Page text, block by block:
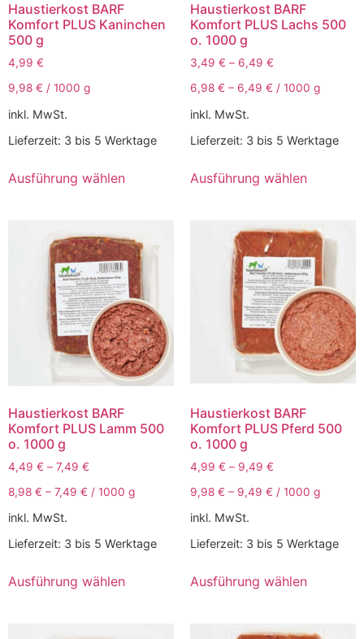
Haustierkost BARF
Komfort PLUS Kaninchen
500 g
4,99 €
9,98 € / 1000 g
inkl. MwSt.
Lieferzeit: 3 bis 5 Werktage
Ausführung wählen
Haustierkost BARF
Komfort PLUS Lachs 500
o. 1000 g
3,49 € – 6,49 €
6,98 € – 6,49 € / 1000 g
inkl. MwSt.
Lieferzeit: 3 bis 5 Werktage
Ausführung wählen
Haustierkost BARF
Komfort PLUS Lamm 500
o. 1000 g
4,49 € – 7,49 €
8,98 € – 7,49 € / 1000 g
inkl. MwSt.
Lieferzeit: 3 bis 5 Werktage
Ausführung wählen
Haustierkost BARF
Komfort PLUS Pferd 500
o. 1000 g
4,99 € – 9,49 €
9,98 € – 9,49 € / 1000 g
inkl. MwSt.
Lieferzeit: 3 bis 5 Werktage
Ausführung wählen